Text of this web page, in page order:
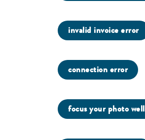
invalid invoice error
connection error
focus your photo well